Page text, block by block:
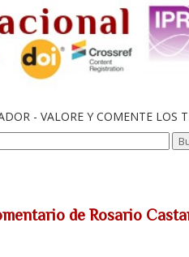
- VALORE Y COMENTE LOS
de Rosario